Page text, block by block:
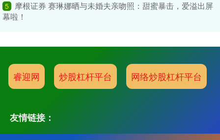
5
摩根证券 赛琳娜晒与未婚夫亲吻照：甜蜜暴击，爱溢出屏
幕啦！
睿迎网 炒股杠杆平台 网络炒股杠杆平台
友情链接：